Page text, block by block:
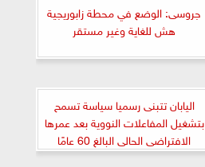
جروسى: الوضع في محطة زابوريجية
هش للغاية وغير مستقر
اليابان تتبنى رسميا سياسة تسمح
بتشغيل المفاعلات النووية بعد عمرها
الافتراضى الحالى البالغ 60 عامًا